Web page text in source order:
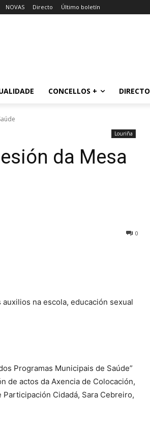
NOVAS Directo Último boletín
CONCELLOS + DIRECTO
Louriña
da Mesa
0
na escola, educación sexual
Programas Municipais de Saúde”
de actos da Axencia de Colocación,
Cidadá, Sara Cebreiro,